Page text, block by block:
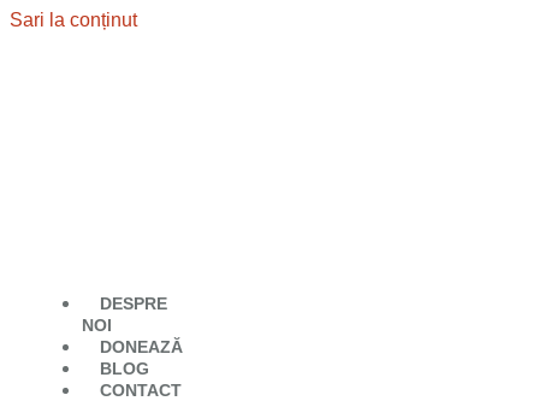
Sari la conținut
DESPRE
NOI
DONEAZĂ
BLOG
CONTACT